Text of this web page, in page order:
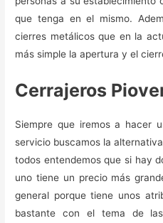
que tenga en el mismo.
cierres metálicos que en la
más simple la apertura y el
Cerrajeros
Siempre que iremos a hacer
servicio buscamos la
todos entendemos que si hay
uno tiene un precio más
general porque tiene unos
bastante con el tema de